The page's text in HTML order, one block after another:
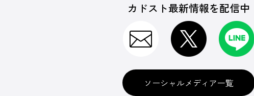
カドスト最新情報を配信中
ソーシャルメディア一覧